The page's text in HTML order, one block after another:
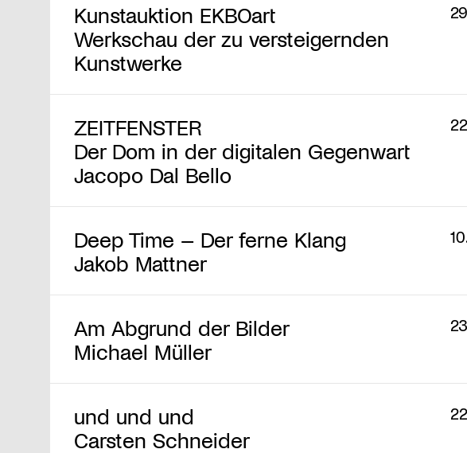
Kunstauktion EKBOart
Werkschau der zu versteigernden
Kunstwerke
ZEITFENSTER
Der Dom in der digitalen Gegenwart
Jacopo Dal Bello
Deep Time – Der ferne Klang
Jakob Mattner
Am Abgrund der Bilder
Michael Müller
und und und
Carsten Schneider